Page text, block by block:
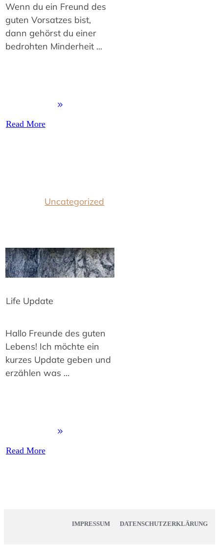
Wenn du ein Freund des
guten Vorsatzes bist,
dann gehörst du einer
bedrohten Minderheit ...
Read More
Uncategorized
Life Update
Hallo Freunde des guten
Lebens! Ich möchte ein
kurzes Update geben und
erzählen was ...
Read More
IMPRESSUM DATENSCHUTZERKLÄRUNG